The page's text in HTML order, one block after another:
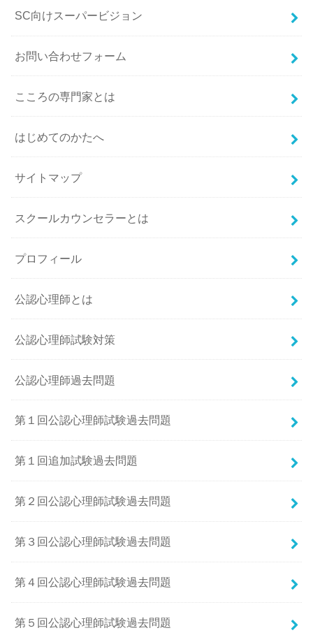
SC向けスーパービジョン
お問い合わせフォーム
こころの専門家とは
はじめてのかたへ
サイトマップ
スクールカウンセラーとは
プロフィール
公認心理師とは
公認心理師試験対策
公認心理師過去問題
第１回公認心理師試験過去問題
第１回追加試験過去問題
第２回公認心理師試験過去問題
第３回公認心理師試験過去問題
第４回公認心理師試験過去問題
第５回公認心理師試験過去問題